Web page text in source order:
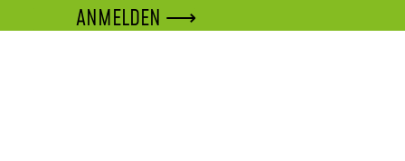
ANMELDEN ⟶